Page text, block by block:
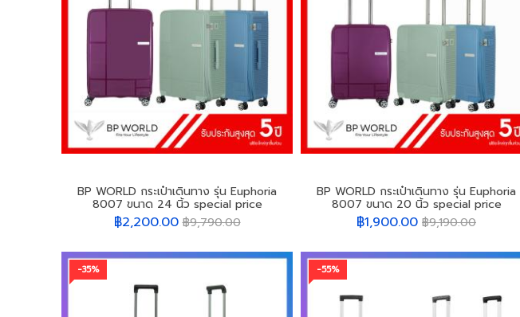
BP WORLD กระเป๋าเดินทาง รุ่น Euphoria
8007 ขนาด 24 นิ้ว special price
฿2,200.00 ฿9,790.00
BP WORLD กระเป๋าเดินทาง รุ่น Euphoria
8007 ขนาด 20 นิ้ว special price
฿1,900.00 ฿9,190.00
-35% -55%